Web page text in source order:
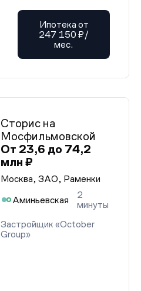
Ипотека от
247 150 ₽/
мес.
Сторис на
Мосфильмовской
От 23,6 до 74,2
млн ₽
Москва, ЗАО, Раменки
Аминьевская
2
минуты
Застройщик «October
Group»